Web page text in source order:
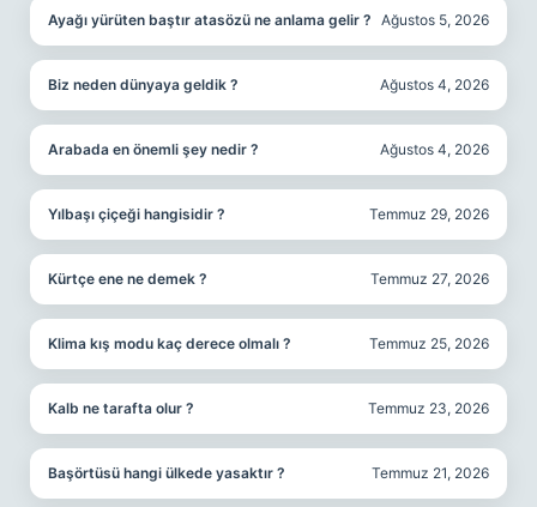
Ayağı yürüten baştır atasözü ne anlama gelir ? Ağustos 5, 2026
Biz neden dünyaya geldik ? Ağustos 4, 2026
Arabada en önemli şey nedir ? Ağustos 4, 2026
Yılbaşı çiçeği hangisidir ? Temmuz 29, 2026
Kürtçe ene ne demek ? Temmuz 27, 2026
Klima kış modu kaç derece olmalı ? Temmuz 25, 2026
Kalb ne tarafta olur ? Temmuz 23, 2026
Başörtüsü hangi ülkede yasaktır ? Temmuz 21, 2026